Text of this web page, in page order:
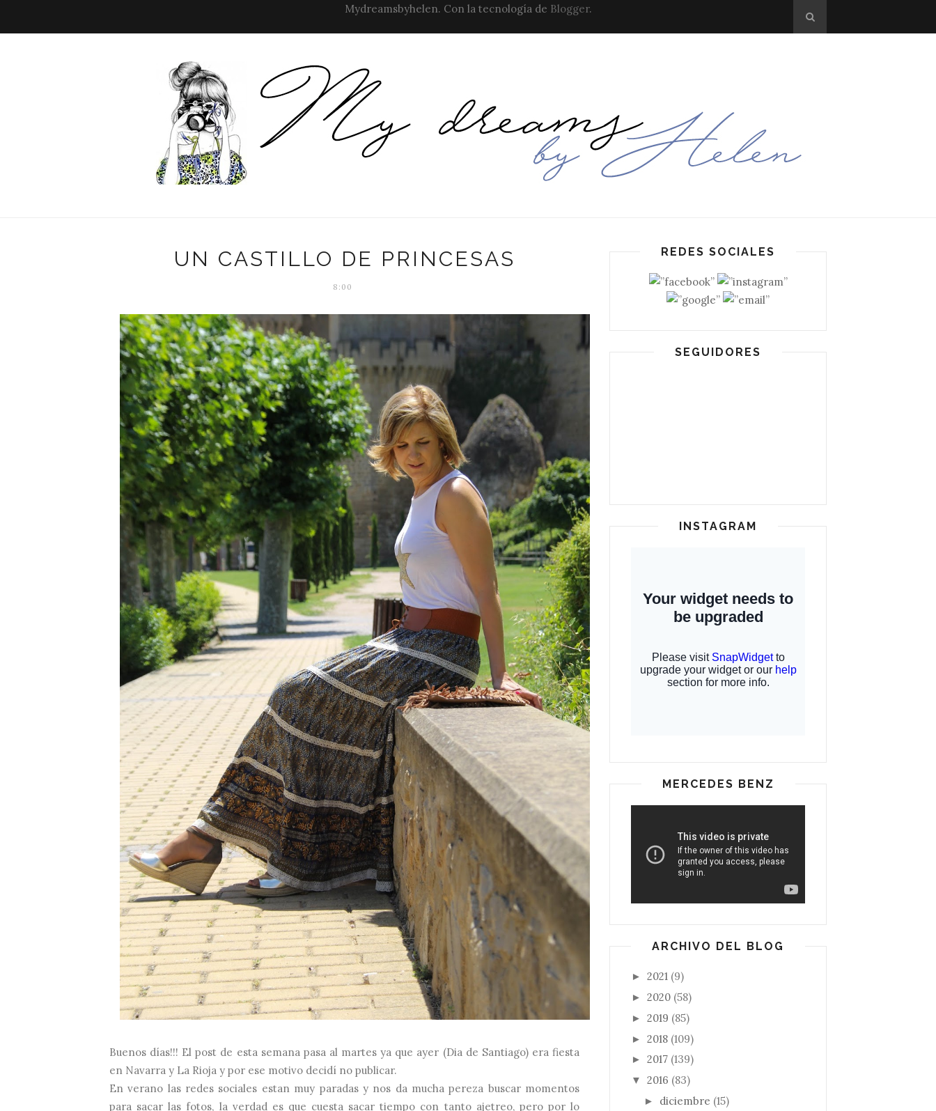
Mydreamsbyhelen. Con la tecnología de Blogger.
UN CASTILLO DE PRINCESAS
8:00
Buenos días!!! El post de esta semana pasa al martes ya que ayer (Dia de Santiago) era fiesta
en Navarra y La Rioja y por ese motivo decidí no publicar.
En verano las redes sociales estan muy paradas y nos da mucha pereza buscar momentos
para sacar las fotos, la verdad es que cuesta sacar tiempo con tanto ajetreo, pero por lo
REDES SOCIALES
SEGUIDORES
INSTAGRAM
MERCEDES BENZ
ARCHIVO DEL BLOG
► 2021 (9)
► 2020 (58)
► 2019 (85)
► 2018 (109)
► 2017 (139)
▼ 2016 (83)
► diciembre (15)